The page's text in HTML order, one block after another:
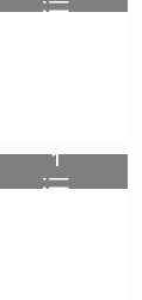
1